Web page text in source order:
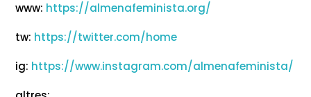
www: https://almenafeminista.org/
tw: https://twitter.com/home
ig: https://www.instagram.com/almenafeminista/